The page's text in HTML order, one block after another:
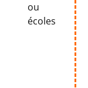
ou
écoles